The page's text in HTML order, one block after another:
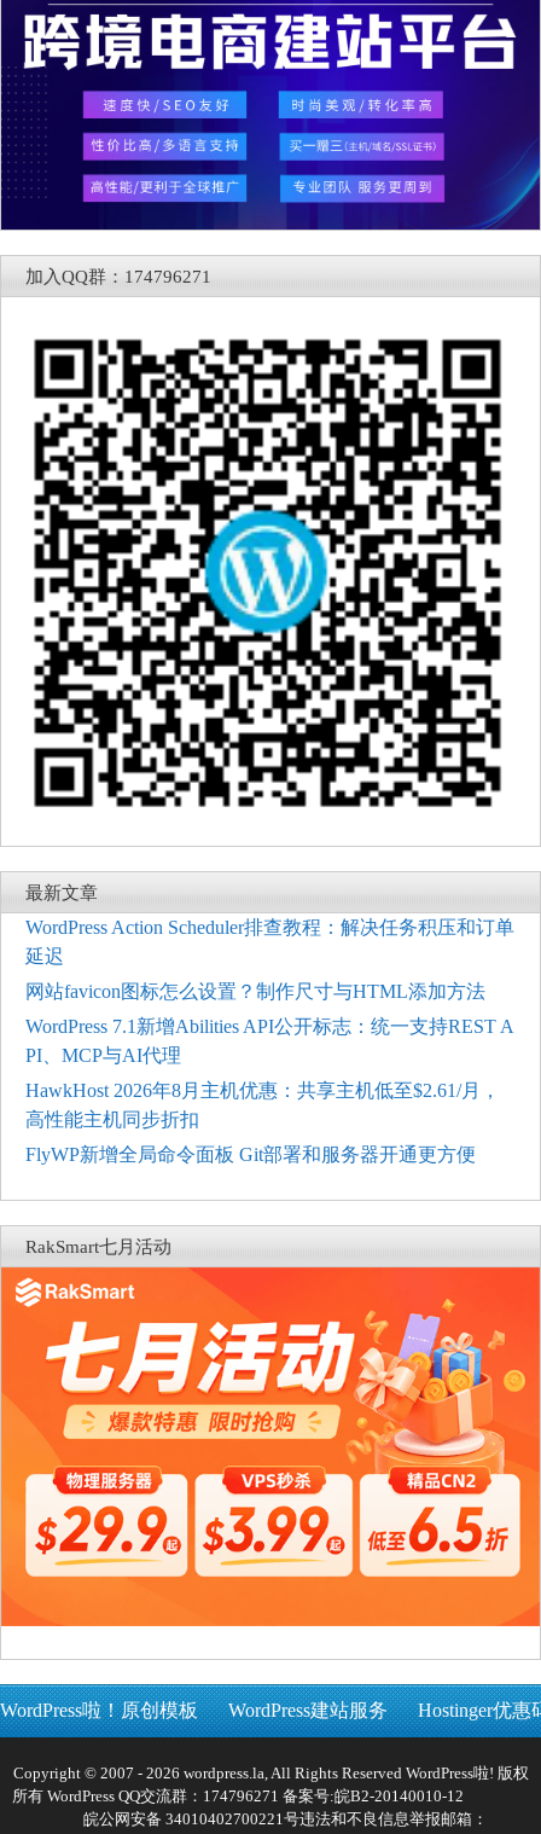
加入QQ群：174796271
最新文章
WordPress Action Scheduler排查教程：解决任务积压和订单
延迟
网站favicon图标怎么设置？制作尺寸与HTML添加方法
WordPress 7.1新增Abilities API公开标志：统一支持REST A
PI、MCP与AI代理
HawkHost 2026年8月主机优惠：共享主机低至$2.61/月，
高性能主机同步折扣
FlyWP新增全局命令面板 Git部署和服务器开通更方便
RakSmart七月活动
WordPress啦！原创模板 WordPress建站服务 Hostinger优惠
Copyright © 2007 - 2026 wordpress.la, All Rights Reserved WordPress啦! 版权
所有 WordPress QQ交流群：174796271 备案号:皖B2-20140010-12
皖公网安备 34010402700221号违法和不良信息举报邮箱：